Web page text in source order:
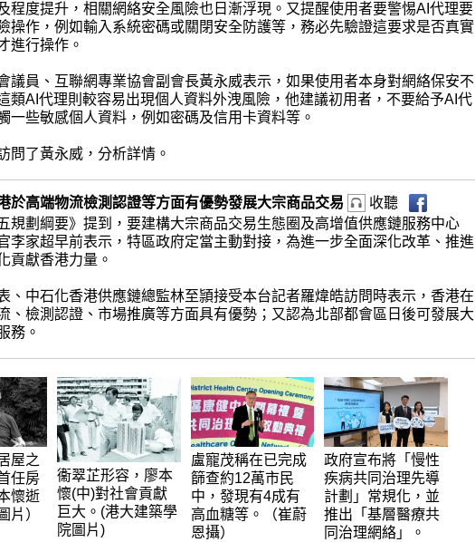
程度提升，相關網絡安全風險也日漸浮現。又提醒使用者要警惕AI代理要
操作，例如輸入系統密碼或關閉安全防護等，務必先驗證這要求是否真實
進行操作。
議員、互聯網專業協會副會長黃永威表示，如果使用者本身對網絡保安不
類AI代理則較容易出現個人資料外洩風險，他建議初用者，不要給予AI代
一些敏感個人資料，例如密碼及信用卡資料等。
問了黃永威，分析詳情。
於高端物流檢測認證等方面有優勢發展大宗商品交易
收聽
規劃綱要》提到，要建構大宗商品交易生態圈及高增值供應鏈服務中心
李家超早前表示，特區政府定當主動對接，為進一步全面深化改革、推進
貢獻香港力量。
、中石化香港供應鏈總監林至頴接受本台記者羅煒皓訪問時表示，香港在
、檢測認證、市場推廣等方面具有優勢；又認為北部都會區日後可發展大
務。
屋之
任房
懷逝
片）
衞翠芷形容，廖本
懷(中)對社會貢獻
巨大。(港大建築學
院圖片)
盧寵茂稱在已完成
篩查約12萬市民
中，發現有4成有
高血糖等。（崔蔚
恩攝）
政府宣布將「慢性
疾病共同治理先導
計劃」常規化，並
推出「基層醫療共
同治理網絡」。